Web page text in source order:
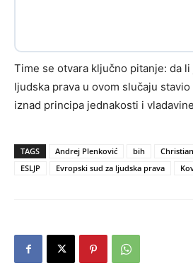
Time se otvara ključno pitanje: da
ljudska prava u ovom slučaju
iznad principa jednakosti i
TAGS Andrej Plenković bih
ESLJP
Evropski sud za ljudska prava